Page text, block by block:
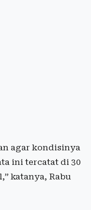
agar kondisinya
ini tercatat di 30
katanya, Rabu